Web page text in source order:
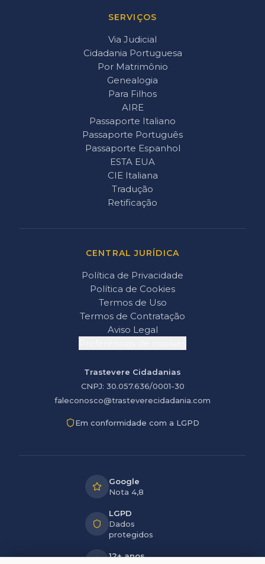
SERVIÇOS
Via Judicial
Cidadania Portuguesa
Por Matrimônio
Genealogia
Para Filhos
AIRE
Passaporte Italiano
Passaporte Português
Passaporte Espanhol
ESTA EUA
CIE Italiana
Tradução
Retificação
CENTRAL JURÍDICA
Política de Privacidade
Política de Cookies
Termos de Uso
Termos de Contratação
Aviso Legal
Trastevere Cidadanias
CNPJ: 30.057.636/0001-30
faleconosco@trasteverecidadania.com
Em conformidade com a LGPD
Google
Nota 4,8
LGPD
Dados
protegidos
12+ anos